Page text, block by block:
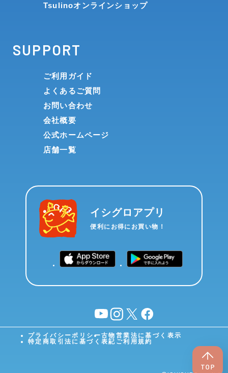
Tsulinoオンラインショップ
SUPPORT
ご利用ガイド
よくあるご質問
お問い合わせ
会社概要
公式ホームページ
店舗一覧
イシグロアプリ
便利にお得にお買い物！
YouTubeinstagram
X facebook
プライバシーポリシー古物営業法に基づく表示
特定商取引法に基づく表記 ご利用規約